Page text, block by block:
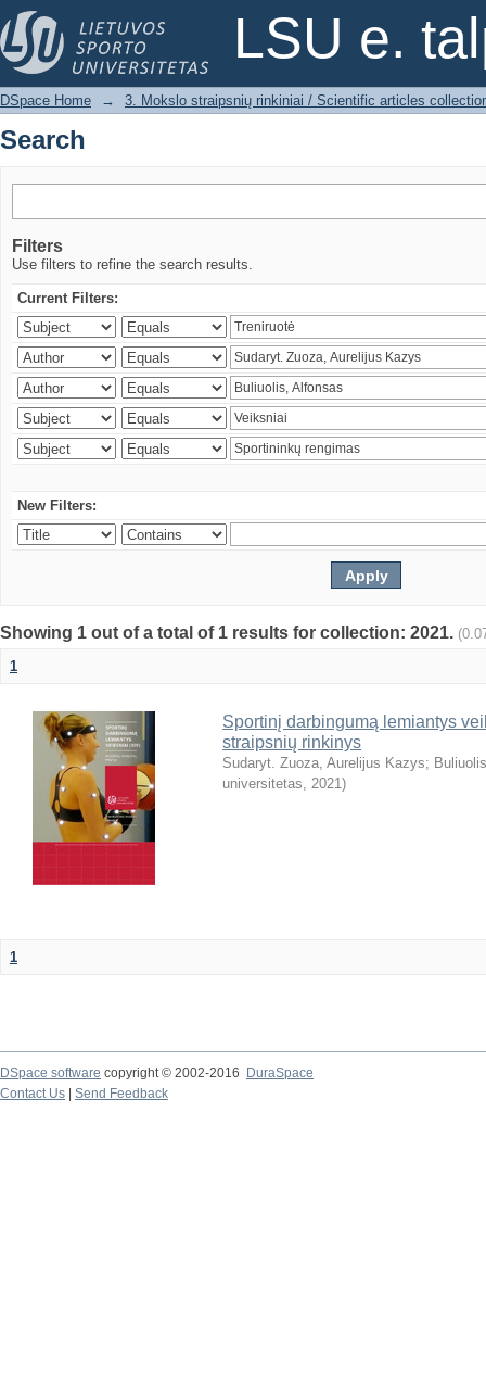
LSU e.
Search
DSpace Home → 3. Mokslo straipsnių rinkiniai / Scientific articles
Search
Filters
Use filters to refine the search results.
Current Filters:
New Filters:
Showing 1 out of a total of 1 results for collection: 2021.
1
Sportinį darbingumą lemiantys
straipsnių rinkinys
Sudaryt. Zuoza, Aurelijus Kazys;
universitetas, 2021)
1
DSpace software copyright © 2002-2016
DuraSpace
Contact Us
Send Feedback